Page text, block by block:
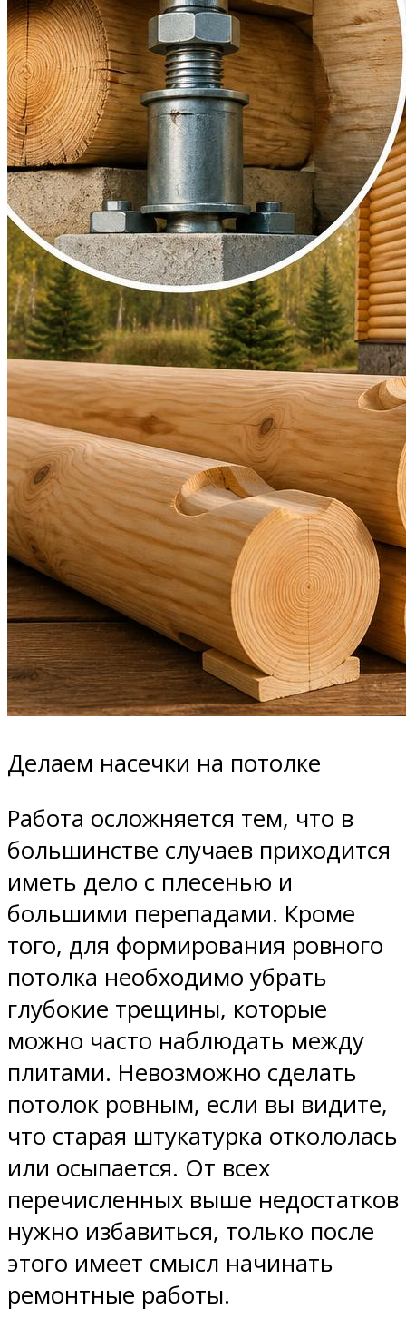
Делаем насечки на потолке
Работа осложняется тем, что в
большинстве случаев приходится
иметь дело с плесенью и
большими перепадами. Кроме
того, для формирования ровного
потолка необходимо убрать
глубокие трещины, которые
можно часто наблюдать между
плитами. Невозможно сделать
потолок ровным, если вы видите,
что старая штукатурка откололась
или осыпается. От всех
перечисленных выше недостатков
нужно избавиться, только после
этого имеет смысл начинать
ремонтные работы.